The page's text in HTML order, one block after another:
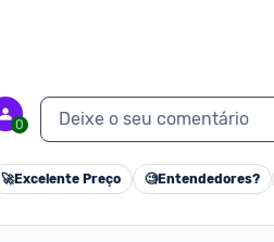
0 Deixe o seu comentário
🚀Excelente Preço 🧐Entendedores?